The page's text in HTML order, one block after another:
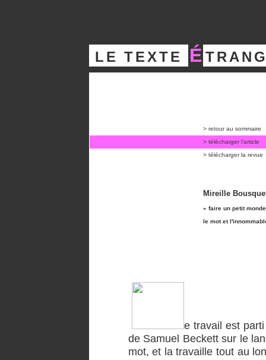
L E TE XTE É TR AN G
> retour au sommaire
> télécharger l’article
> télécharger la revue
Mireille
« faire un petit
le mot et
e travail est
de Samuel Beckett sur le
mot, et la travaille tout au